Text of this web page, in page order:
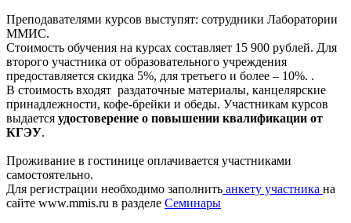
Преподавателями курсов выступят: сотрудники Лаборатории
ММИС.
Стоимость обучения на курсах составляет 15 900 рублей. Для
второго участника от образовательного учреждения
предоставляется скидка 5%, для третьего и более – 10%. .
В стоимость входят раздаточные материалы, канцелярские
принадлежности, кофе-брейки и обеды. Участникам курсов
выдается удостоверение о повышении квалификации от
КГЭУ.
Проживание в гостинице оплачивается участниками
самостоятельно.
Для регистрации необходимо заполнить анкету участника на
сайте www.mmis.ru в разделе Семинары